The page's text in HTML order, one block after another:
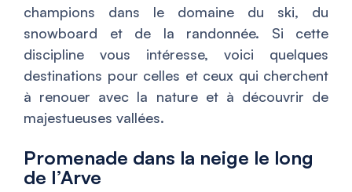
champions dans le domaine du ski, du
snowboard et de la randonnée. Si cette
discipline vous intéresse, voici quelques
destinations pour celles et ceux qui cherchent
à renouer avec la nature et à découvrir de
majestueuses vallées.
Promenade dans la neige le long
de l’Arve